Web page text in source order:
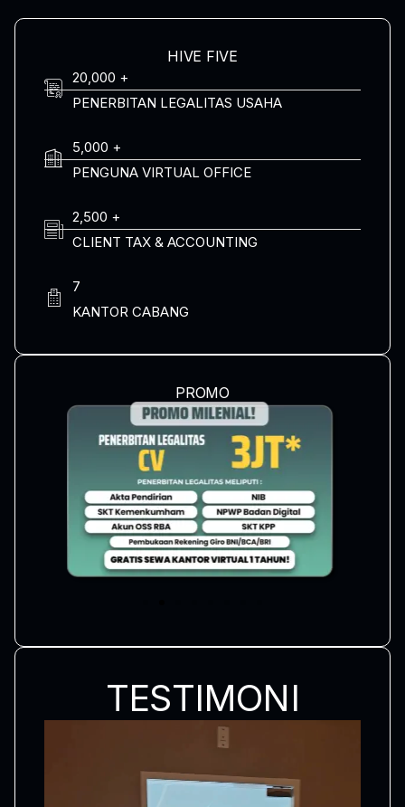
HIVE FIVE
20,000 +
PENERBITAN LEGALITAS USAHA
5,000 +
PENGUNA VIRTUAL OFFICE
2,500 +
CLIENT TAX & ACCOUNTING
7
KANTOR CABANG
PROMO
TESTIMONI